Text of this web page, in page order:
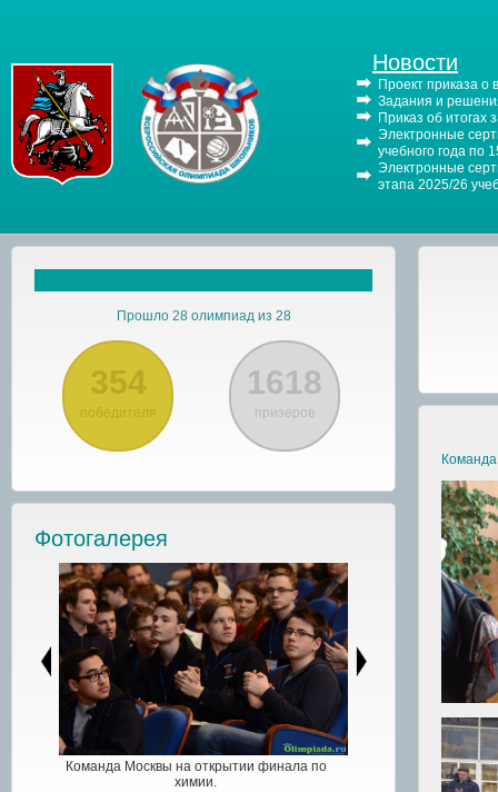
Новости
Проект приказа о
Задания и
Приказ об итогах
Электронные
учебного года по
Электронные
этапа 2025/26
Прошло 28 олимпиад из 28
354
победителя
1618
призеров
Фотогалерея
Команда Москвы на открытии финала по
химии.